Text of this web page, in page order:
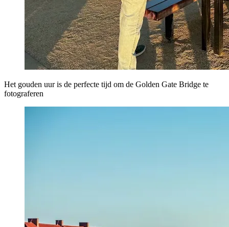
Het gouden uur is de perfecte tijd om de Golden Gate Bridge te
fotograferen